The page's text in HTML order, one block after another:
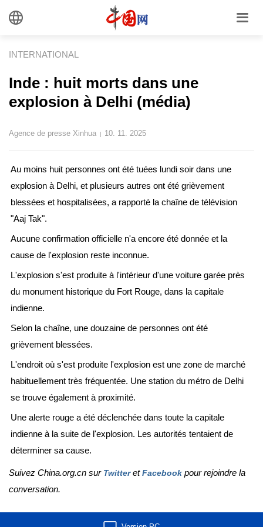
INTERNATIONAL
Inde : huit morts dans une
explosion à Delhi (média)
Agence de presse Xinhua | 10. 11. 2025
Au moins huit personnes ont été tuées lundi soir dans une
explosion à Delhi, et plusieurs autres ont été grièvement
blessées et hospitalisées, a rapporté la chaîne de télévision
"Aaj Tak".
Aucune confirmation officielle n'a encore été donnée et la
cause de l'explosion reste inconnue.
L'explosion s'est produite à l'intérieur d'une voiture garée près
du monument historique du Fort Rouge, dans la capitale
indienne.
Selon la chaîne, une douzaine de personnes ont été
grièvement blessées.
L'endroit où s'est produite l'explosion est une zone de marché
habituellement très fréquentée. Une station du métro de Delhi
se trouve également à proximité.
Une alerte rouge a été déclenchée dans toute la capitale
indienne à la suite de l'explosion. Les autorités tentaient de
déterminer sa cause.
Suivez China.org.cn sur Twitter etFacebook pour rejoindre la
conversation.